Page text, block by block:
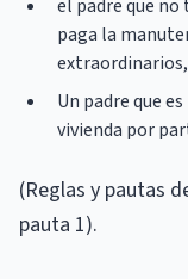
el padre que
paga la
Un padre que
vivienda por
(Reglas y pautas
pauta 1).